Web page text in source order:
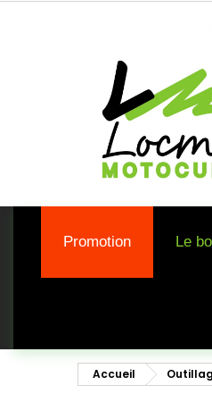
Promotion Le
Accueil